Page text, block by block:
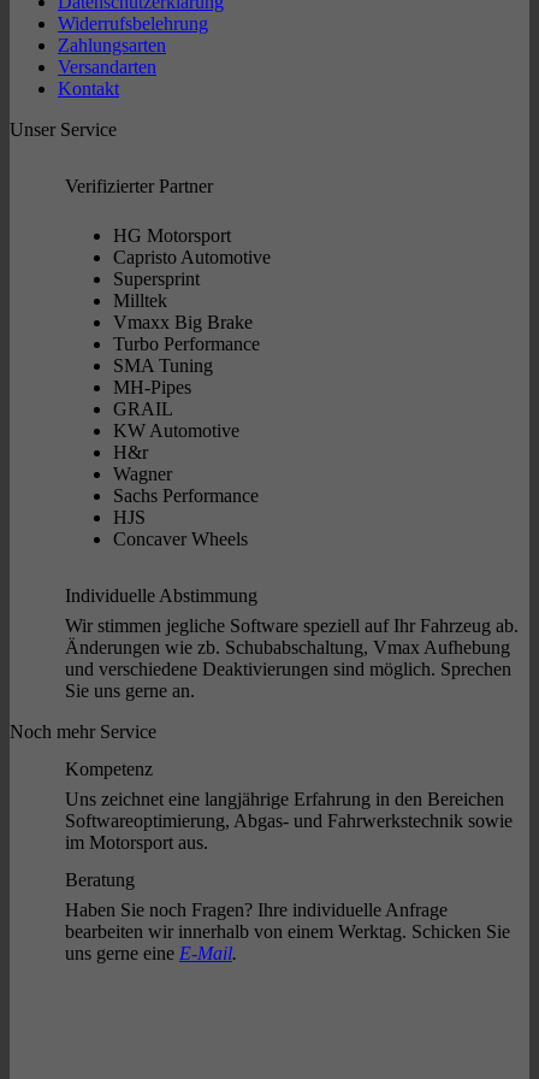
Widerrufsbelehrung
Zahlungsarten
Versandarten
Kontakt
Unser Service
Verifizierter Partner
HG Motorsport
Capristo Automotive
Supersprint
Milltek
Vmaxx Big Brake
Turbo Performance
SMA Tuning
MH-Pipes
GRAIL
KW Automotive
H&r
Wagner
Sachs Performance
HJS
Concaver Wheels
Individuelle Abstimmung
Wir stimmen jegliche Software speziell auf Ihr Fahrzeug ab.
Änderungen wie zb. Schubabschaltung, Vmax Aufhebung
und verschiedene Deaktivierungen sind möglich. Sprechen
Sie uns gerne an.
Noch mehr Service
Kompetenz
Uns zeichnet eine langjährige Erfahrung in den Bereichen
Softwareoptimierung, Abgas- und Fahrwerkstechnik sowie
im Motorsport aus.
Beratung
Haben Sie noch Fragen? Ihre individuelle Anfrage
bearbeiten wir innerhalb von einem Werktag. Schicken Sie
uns gerne eine E-Mail.